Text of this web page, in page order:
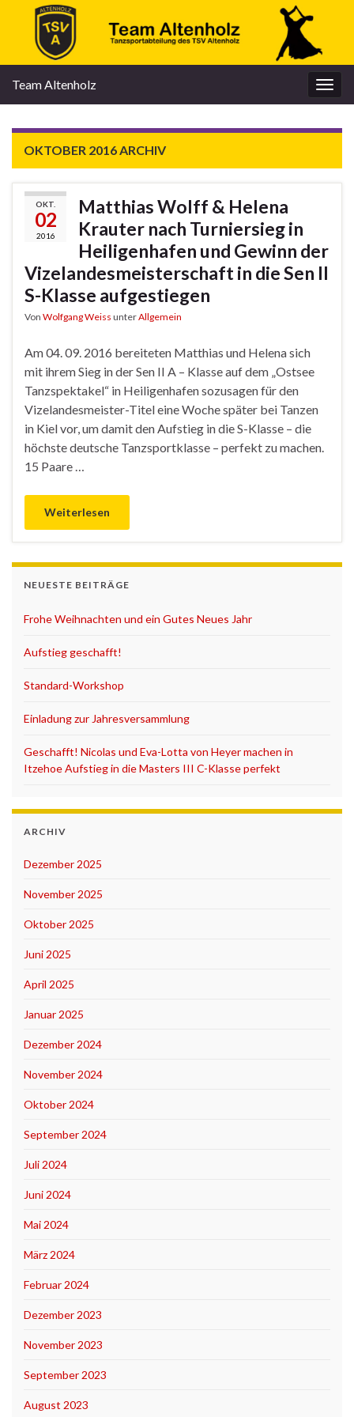
Team Altenholz
OKTOBER 2016ARCHIV
OKT.
02
2016
Matthias Wolff & Helena
Krauter nach Turniersieg in
Heiligenhafen und Gewinn der
Vizelandesmeisterschaft in die Sen II
S-Klasse aufgestiegen
Von Wolfgang Weiss unterAllgemein
Am 04. 09. 2016 bereiteten Matthias und Helena sich
mit ihrem Sieg in der Sen II A – Klasse auf dem „Ostsee
Tanzspektakel“ in Heiligenhafen sozusagen für den
Vizelandesmeister-Titel eine Woche später bei Tanzen
in Kiel vor, um damit den Aufstieg in die S-Klasse – die
höchste deutsche Tanzsportklasse – perfekt zu machen.
15 Paare …
Weiterlesen
NEUESTE BEITRÄGE
Frohe Weihnachten und ein Gutes Neues Jahr
Aufstieg geschafft!
Standard-Workshop
Einladung zur Jahresversammlung
Geschafft! Nicolas und Eva-Lotta von Heyer machen in
Itzehoe Aufstieg in die Masters III C-Klasse perfekt
ARCHIV
Dezember 2025
November 2025
Oktober 2025
Juni 2025
April 2025
Januar 2025
Dezember 2024
November 2024
Oktober 2024
September 2024
Juli 2024
Juni 2024
Mai 2024
März 2024
Februar 2024
Dezember 2023
November 2023
September 2023
August 2023